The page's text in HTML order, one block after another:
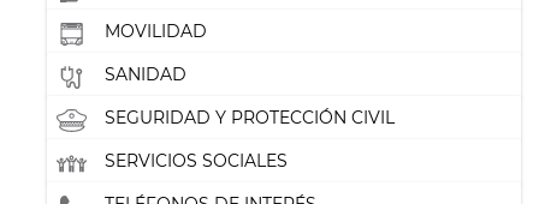
MOVILIDAD
SANIDAD
SEGURIDAD Y PROTECCIÓN CIVIL
SERVICIOS SOCIALES